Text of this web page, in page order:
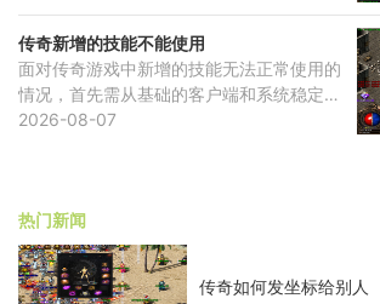
戏内容，可以逐步解锁从白银到钻石等各个
等级的会员
传奇新增的技能不能使用
面对传奇游戏中新增的技能无法正常使用的
情况，首先需从基础的客户端和系统稳定性
入手排查。某些情况下，客户端文件的不完
2026-08-07
热门新闻
传奇如何发坐标给别人